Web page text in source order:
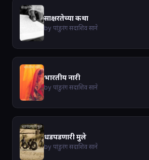
साक्षरतेच्या कथा
by पांडुरंग सदाशिव साने
भारतीय नारी
by पांडुरंग सदाशिव साने
धडपडणारी मुले
by पांडुरंग सदाशिव साने